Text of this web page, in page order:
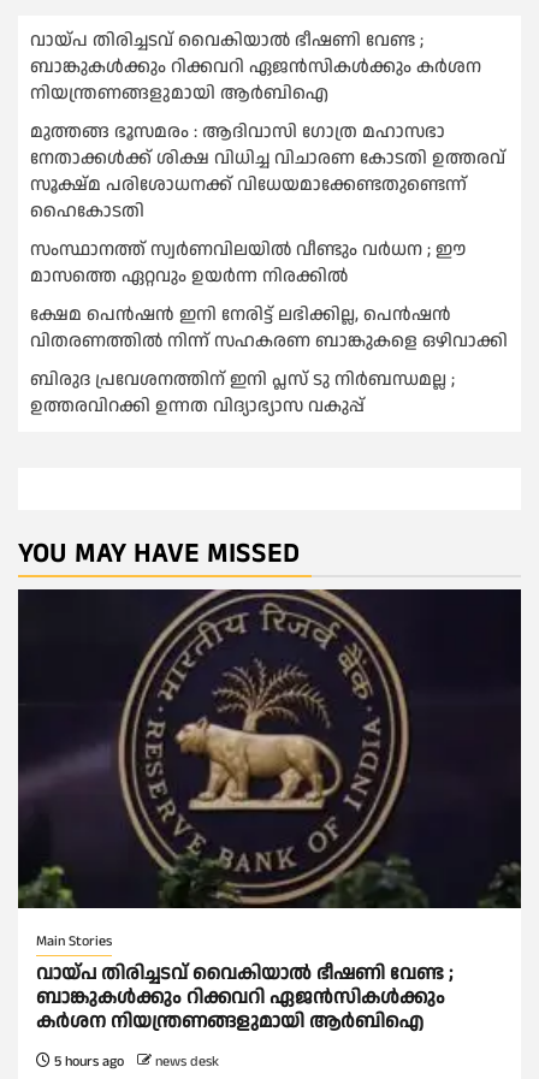
വായ്പ തിരിച്ചടവ് വൈകിയാല്‍ ഭീഷണി വേണ്ട ;
ബാങ്കുകള്‍ക്കും റിക്കവറി ഏജൻസികള്‍ക്കും കര്‍ശന
നിയന്ത്രണങ്ങളുമായി ആര്‍ബിഐ
മുത്തങ്ങ ഭൂസമരം : ആദിവാസി ഗോത്ര മഹാസഭാ
നേതാക്കള്‍ക്ക് ശിക്ഷ വിധിച്ച വിചാരണ കോടതി ഉത്തരവ്
സൂക്ഷ്മ പരിശോധനക്ക് വിധേയമാക്കേണ്ടതുണ്ടെന്ന്
ഹൈകോടതി
സംസ്ഥാനത്ത് സ്വര്‍ണവിലയില്‍ വീണ്ടും വര്‍ധന ; ഈ
മാസത്തെ ഏറ്റവും ഉയര്‍ന്ന നിരക്കില്‍
ക്ഷേമ പെൻഷൻ ഇനി നേരിട്ട് ലഭിക്കില്ല, പെൻഷൻ
വിതരണത്തില്‍ നിന്ന് സഹകരണ ബാങ്കുകളെ ഒഴിവാക്കി
ബിരുദ പ്രവേശനത്തിന് ഇനി പ്ലസ് ടു നിര്‍ബന്ധമല്ല ;
ഉത്തരവിറക്കി ഉന്നത വിദ്യാഭ്യാസ വകുപ്പ്
YOU MAY HAVE MISSED
Main Stories
വായ്പ തിരിച്ചടവ് വൈകിയാല്‍ ഭീഷണി വേണ്ട ;
ബാങ്കുകള്‍ക്കും റിക്കവറി ഏജൻസികള്‍ക്കും
കര്‍ശന നിയന്ത്രണങ്ങളുമായി ആര്‍ബിഐ
5 hours ago news desk